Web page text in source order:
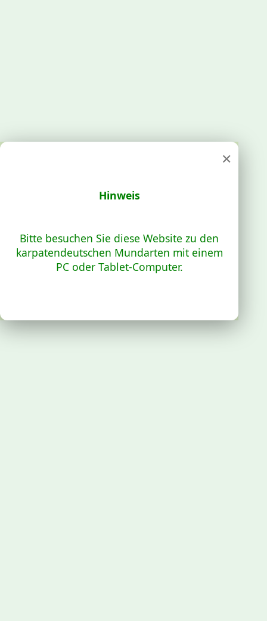
×
Hinweis
Bitte besuchen Sie diese Website zu den
karpatendeutschen Mundarten mit einem
PC oder Tablet-Computer.